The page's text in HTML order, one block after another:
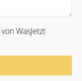
von WasJetzt